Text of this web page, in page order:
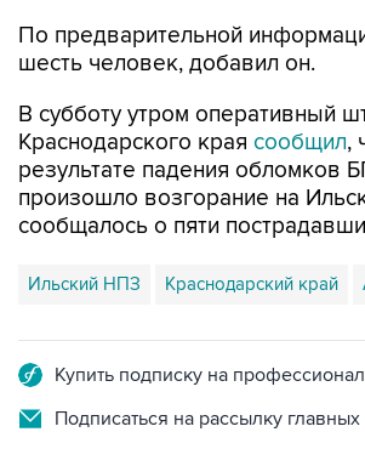
По предварительной
шесть человек, добавил он.
В субботу утром оперативный
Краснодарского края сообщил,
результате падения обломков
произошло возгорание на
сообщалось о пяти
Ильский НПЗ Краснодарский край
Купить подписку на
Подписаться на рассылку главных